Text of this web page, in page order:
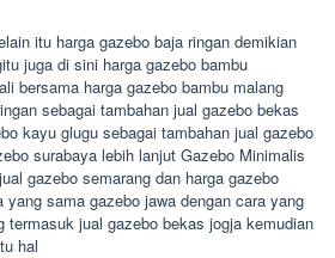
itu harga gazebo baja ringan demikian
juga di sini harga gazebo bambu
bersama harga gazebo bambu malang
sebagai tambahan jual gazebo bekas
kayu glugu sebagai tambahan jual gazebo
surabaya lebih lanjut Gazebo Minimalis
gazebo semarang dan harga gazebo
yang sama gazebo jawa dengan cara yang
termasuk jual gazebo bekas jogja kemudian
hal